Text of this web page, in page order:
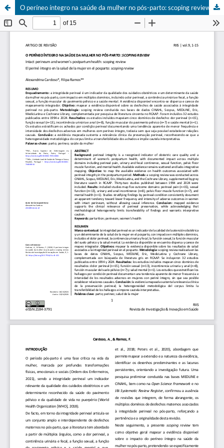
O períneo íntegro na saúde da mulher no pós-parto: scoping review